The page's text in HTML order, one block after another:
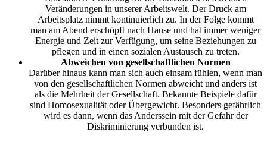
Veränderungen in unserer Arbeitswelt. Der Druck am
Arbeitsplatz nimmt kontinuierlich zu. In der Folge kommt
man am Abend erschöpft nach Hause und hat immer weniger
Energie und Zeit zur Verfügung, um seine Beziehungen zu
pflegen und in einen sozialen Austausch zu treten.
Abweichen von gesellschaftlichen Normen
Darüber hinaus kann man sich auch einsam fühlen, wenn man
von den gesellschaftlichen Normen abweicht und anders ist
als die Mehrheit der Gesellschaft. Bekannte Beispiele dafür
sind Homosexualität oder Übergewicht. Besonders gefährlich
wird es dann, wenn das Anderssein mit der Gefahr der
Diskriminierung verbunden ist.